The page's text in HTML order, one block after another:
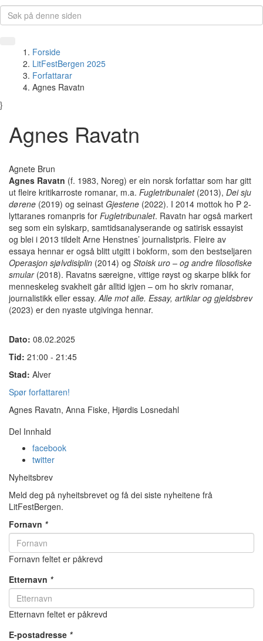
Forside
LitFestBergen 2025
Forfattarar
Agnes Ravatn
}
Agnes Ravatn
Agnete Brun
Agnes Ravatn (f. 1983, Noreg) er ein norsk forfattar som har gitt
ut fleire kritikarroste romanar, m.a. Fugletribunalet(2013), Dei sju
dørene (2019) og seinast Gjestene (2022). I 2014 mottok ho P 2-
lyttaranes romanpris for Fugletribunalet. Ravatn har også markert
seg som ein sylskarp, samtidsanalyserande og satirisk essayist
og blei i 2013 tildelt Arne Henstnes’ journalistpris. Fleire av
essaya hennar er også blitt utgitt i bokform, som den bestseljaren
Operasjon sjølvdisiplin (2014) og Stoisk uro – og andre filosofiske
smular(2018). Ravatns særeigne, vittige røyst og skarpe blikk for
menneskeleg svakheit går alltid igjen – om ho skriv romanar,
journalistikk eller essay.Alle mot alle. Essay, artiklar og gjeldsbrev
(2023) er den nyaste utgivinga hennar.
Dato: 08.02.2025
Tid: 21:00 - 21:45
Stad: Alver
Spør forfattaren!
Agnes Ravatn, Anna Fiske, Hjørdis Losnedahl
Del Innhald
facebook
twitter
Nyheitsbrev
Meld deg på nyheitsbrevet og få dei siste nyheitene frå
LitFestBergen.
Fornavn *
Fornavn feltet er påkrevd
Etternavn *
Etternavn feltet er påkrevd
E-postadresse *